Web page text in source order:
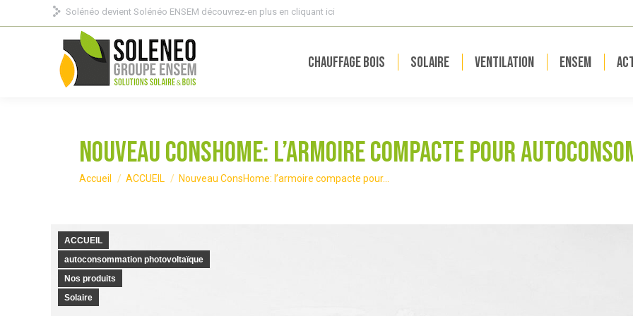
Solénéo devient Solénéo ENSEM découvrez-en plus en cliquant ici
Chauffage bois Solaire Ventilation ENSEM
Nouveau ConsHome: l’armoire compacte pour
Vous êtes ici :
Accueil ACCUEIL Nouveau ConsHome: l’armoire compacte pour…
ACCUEIL
autoconsommation photovoltaïque
Nos produits
Solaire